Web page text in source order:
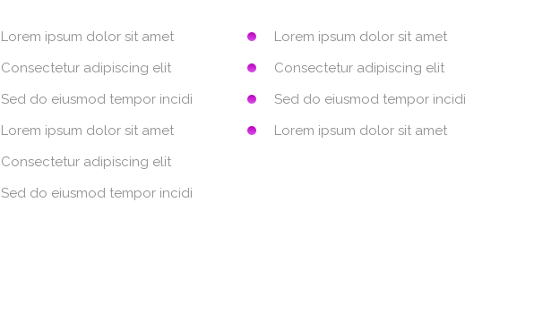
Lorem ipsum dolor sit amet
Consectetur adipiscing elit
Sed do eiusmod tempor incidi
Lorem ipsum dolor sit amet
Consectetur adipiscing elit
Sed do eiusmod tempor incidi
Lorem ipsum dolor sit amet
Consectetur adipiscing elit
Sed do eiusmod tempor incidi
Lorem ipsum dolor sit amet